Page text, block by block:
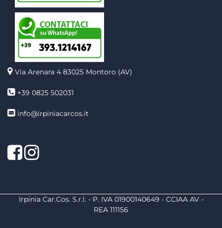
Via Arenara 4 83025 Montoro (AV)
+39 0825 502031
info@irpiniacarcos.it
FacebookInstagram
Irpinia Car.Cos. S.r.l. - P. IVA 01900140649 - CCIAA AV -
REA 111156